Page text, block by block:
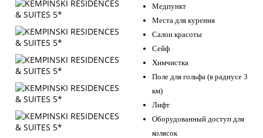
Медпункт
Места для курения
Салон красоты
Сейф
Химчистка
Поле для гольфа (в радиусе 3
км)
Лифт
Оборудованный доступ для
колясок